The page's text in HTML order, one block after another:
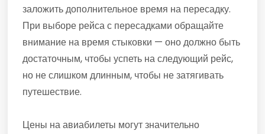
заложить дополнительное время на пересадку.
При выборе рейса с пересадками обращайте
внимание на время стыковки — оно должно быть
достаточным, чтобы успеть на следующий рейс,
но не слишком длинным, чтобы не затягивать
путешествие.
Цены на авиабилеты могут значительно